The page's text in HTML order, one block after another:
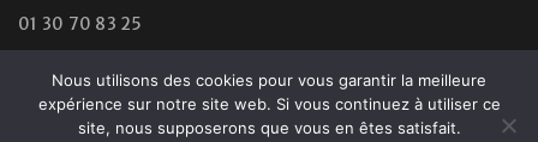
01 30 70 83 25
© 2024 Mister Fermetures | All Rights Reserved – Droits
Nous utilisons des cookies pour vous garantir la meilleure
expérience sur notre site web. Si vous continuez à utiliser ce
site, nous supposerons que vous en êtes satisfait.